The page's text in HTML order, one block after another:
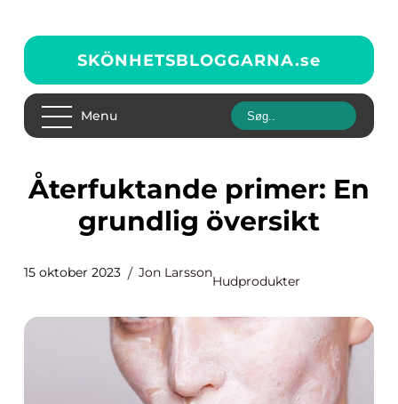
SKÖNHETSBLOGGARNA.se
Menu
Återfuktande primer: En
grundlig översikt
15 oktober 2023 Jon Larsson
Hudprodukter